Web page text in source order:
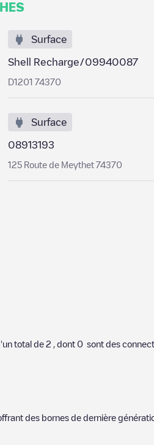
Surface
Shell Recharge/09940087
D1201 74370
Surface
08913193
125 Route de Meythet 74370
total de 2 , dont 0 sont des
des bornes de dernière